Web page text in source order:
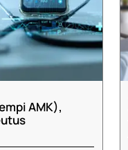
AMK),